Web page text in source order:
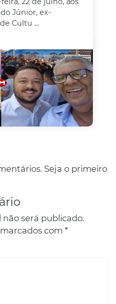
Júnior, ex-
Cultu ...
Seja o primeiro
será publicado.
com *